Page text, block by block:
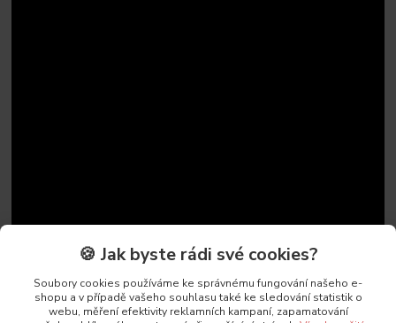
🍪 Jak byste rádi své cookies?
Soubory cookies používáme ke správnému fungování našeho e-
shopu a v případě vašeho souhlasu také ke sledování statistik o
webu, měření efektivity reklamních kampaní, zapamatování